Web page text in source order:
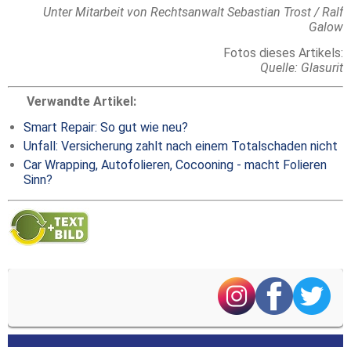
Unter Mitarbeit von Rechtsanwalt Sebastian Trost / Ralf
Galow
Fotos dieses Artikels:
Quelle: Glasurit
Verwandte Artikel:
Smart Repair: So gut wie neu?
Unfall: Versicherung zahlt nach einem Totalschaden nicht
Car Wrapping, Autofolieren, Cocooning - macht Folieren
Sinn?